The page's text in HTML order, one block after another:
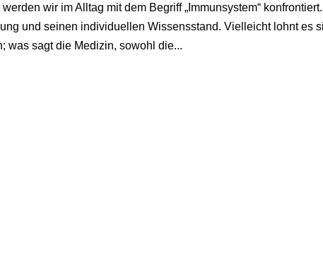
werden wir im Alltag mit dem Begriff „Immunsystem“
und seinen individuellen Wissensstand. Vielleicht lohnt es
was sagt die Medizin, sowohl die...